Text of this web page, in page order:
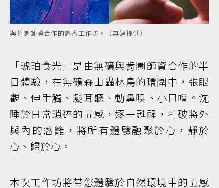
與肯園師資合作的調香工作坊。（無礦提供）
「琥珀食光」是由無礦與肯園師資合作的半
日體驗，在無礦森山蟲林鳥的環圍中，張眼
觀、伸手觸、凝耳聽、動鼻嗅、小口嚐。沈
睡於日常瑣碎的五感，逐一甦醒，打破將外
與內的藩籬，將所有體驗融聚於心，靜於
心、歸於心。
本次工作坊將帶您體驗於自然環境中的五感